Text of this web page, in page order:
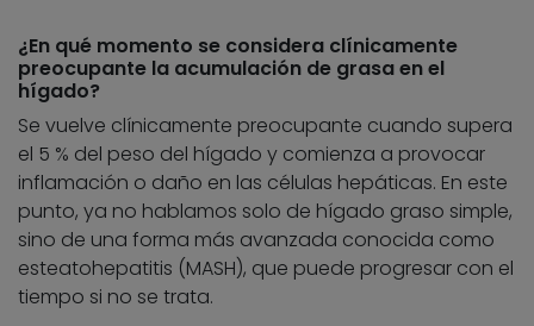
¿En qué momento se considera clínicamente
preocupante la acumulación de grasa en el
hígado?
Se vuelve clínicamente preocupante cuando supera
el 5 % del peso del hígado y comienza a provocar
inflamación o daño en las células hepáticas. En este
punto, ya no hablamos solo de hígado graso simple,
sino de una forma más avanzada conocida como
esteatohepatitis (MASH), que puede progresar con el
tiempo si no se trata.